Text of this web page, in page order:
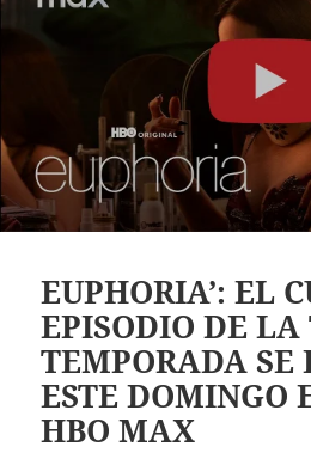
EUPHORIA’: EL
EPISODIO DE LA
TEMPORADA SE
ESTE DOMINGO
HBO MAX